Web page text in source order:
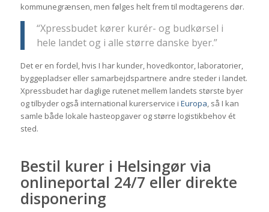
kommunegrænsen, men følges helt frem til modtagerens dør.
“Xpressbudet kører kurér- og budkørsel i
hele landet og i alle større danske byer.”
Det er en fordel, hvis I har kunder, hovedkontor, laboratorier,
byggepladser eller samarbejdspartnere andre steder i landet.
Xpressbudet har daglige rutenet mellem landets største byer
og tilbyder også international kurerservice i Europa, så I kan
samle både lokale hasteopgaver og større logistikbehov ét
sted.
Bestil kurer i Helsingør via
onlineportal 24/7 eller direkte
disponering